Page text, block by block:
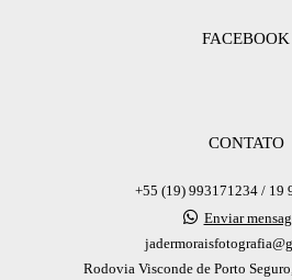
FACEBOOK
CONTATO
+55 (19) 993171234 / 19
Enviar
Rodovia Visconde de Porto